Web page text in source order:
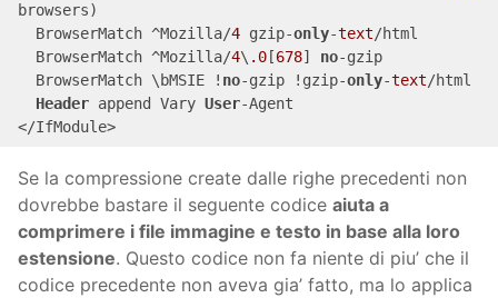
browsers)
  BrowserMatch ^Mozilla/
4 gzip-only-text/html
  BrowserMatch ^Mozilla/
4\ .0 [678] no-gzip
  BrowserMatch \bMSIE !
no-gzip !gzip-only-text/html
Header append Vary User-Agent
</IfModule>
Se la compressione create dalle righe precedenti non
dovrebbe bastare il seguente codice aiuta a
comprimere i file immagine e testo in base alla loro
estensione. Questo codice non fa niente di piu’ che il
codice precedente non aveva gia’ fatto, ma lo applica